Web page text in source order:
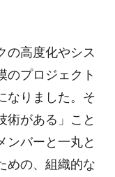
の高度化やシス
のプロジェクト
なりました。そ
術がある」こと
ンバーと一丸と
めの、組織的な